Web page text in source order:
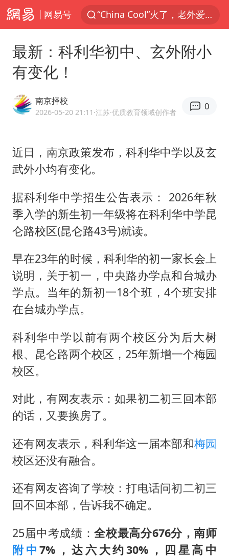
网易号
中国东方电气集团原党组副书记、董事宋致远被查
云南一地村民过火把节意外灼伤16人
用AI造出新病毒意味着什么
浙江最强风雨时段已锁定
王虹邓煜的同学获统计学界诺贝尔奖
光伏八巨头签署“不低于成本价”倡议
老人被城管撞倒后离世亲属质疑记录仪
宇树王兴兴被问了360多个问题
最新：科利华初中、玄外附小
有变化！
南京择校
2026-05-20 21:11 ·江苏·优质教育领域创作者
0
近日，南京政策发布，科利华中学以及玄
武外小均有变化。
据科利华中学招生公告表示： 2026年秋
季入学的新生初一年级将在科利华中学昆
仑路校区(昆仑路43号)就读。
早在23年的时候，科利华的初一家长会上
说明，关于初一，中央路办学点和台城办
学点。当年的新初一18个班，4个班安排
在台城办学点。
科利华中学以前有两个校区分为后大树
根、昆仑路两个校区，25年新增一个梅园
校区。
对此，有网友表示：如果初二初三回本部
的话，又要换房了。
还有网友表示，科利华这一届本部和梅园
校区还没有融合。
还有网友咨询了学校：打电话问初二初三
回不回本部，告诉我不确定。
25届中考成绩：全校最高分676分，南师
附中7%，达六大约30%，四星高中